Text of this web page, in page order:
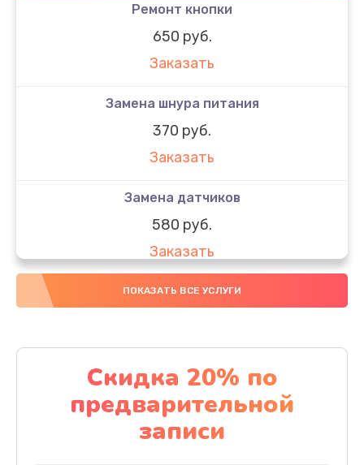
Ремонт кнопки
650 руб.
Заказать
Замена шнура питания
370 руб.
Заказать
Замена датчиков
580 руб.
Заказать
Комплексная чистка
Заказать
Замена дисплея (экрана)
2000 руб.
Заказать
ПОКАЗАТЬ ВСЕ УСЛУГИ
Скидка 20% по
предварительной
записи